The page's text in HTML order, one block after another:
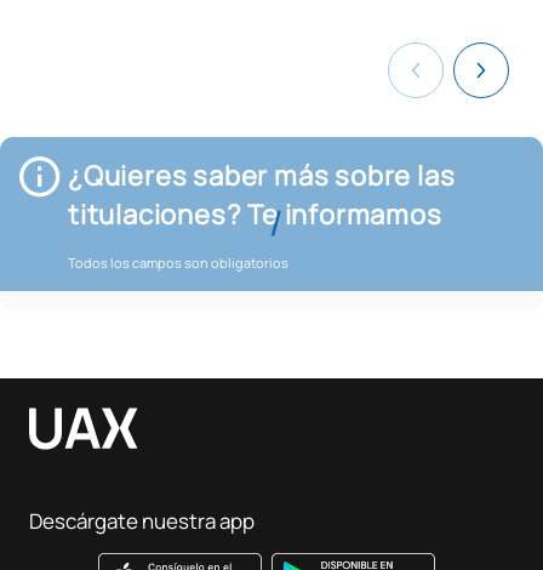
¿Quieres saber más sobre las
titulaciones? Te informamos
Todos los campos son obligatorios
Descárgate nuestra app